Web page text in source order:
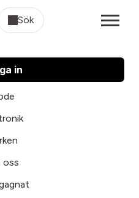
Sök
in
oss